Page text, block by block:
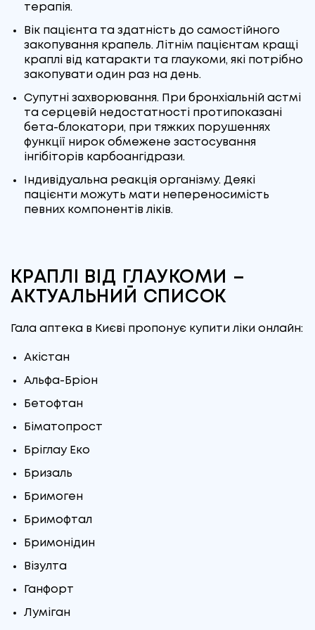
терапія.
Вік пацієнта та здатність до самостійного
закопування крапель. Літнім пацієнтам кращі
краплі від катаракти та глаукоми, які потрібно
закопувати один раз на день.
Супутні захворювання. При бронхіальній астмі
та серцевій недостатності протипоказані
бета-блокатори, при тяжких порушеннях
функції нирок обмежене застосування
інгібіторів карбоангідрази.
Індивідуальна реакція організму. Деякі
пацієнти можуть мати непереносимість
певних компонентів ліків.
КРАПЛІ ВІД ГЛАУКОМИ –
АКТУАЛЬНИЙ СПИСОК
Гала аптека в Києві пропонує купити ліки онлайн:
Акістан
Альфа-Бріон
Бетофтан
Біматопрост
Бріглау Еко
Бризаль
Бримоген
Бримофтал
Бримонідин
Візулта
Ганфорт
Луміган